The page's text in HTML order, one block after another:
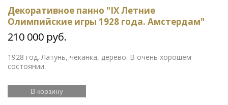
Декоративное панно "IX Летние
Олимпийские игры 1928 года. Амстердам"
210 000 руб.
1928 год. Латунь, чеканка, дерево. В очень хорошем
состоянии.
В корзину